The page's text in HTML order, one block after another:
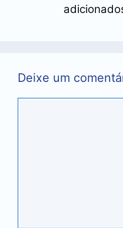
Deixe um